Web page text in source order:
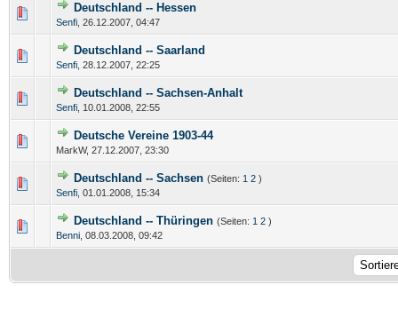
Deutschland -- Hessen
Senfi 26.12.2007, 04:47
Deutschland -- Saarland
Senfi 28.12.2007, 22:25
Deutschland -- Sachsen-Anhalt
Senfi 10.01.2008, 22:55
Deutsche Vereine 1903-44
MarkW, 27.12.2007, 23:30
Deutschland -- Sachsen (Seiten: 1 2 )
Senfi 01.01.2008, 15:34
Deutschland -- Thüringen (Seiten: 1 2 )
Benni 08.03.2008, 09:42